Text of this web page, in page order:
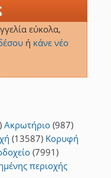
εύκολα,
ή κάνε νέο
Ακρωτήριο (987)
(13587) Κορυφή
(7991)
περιοχής